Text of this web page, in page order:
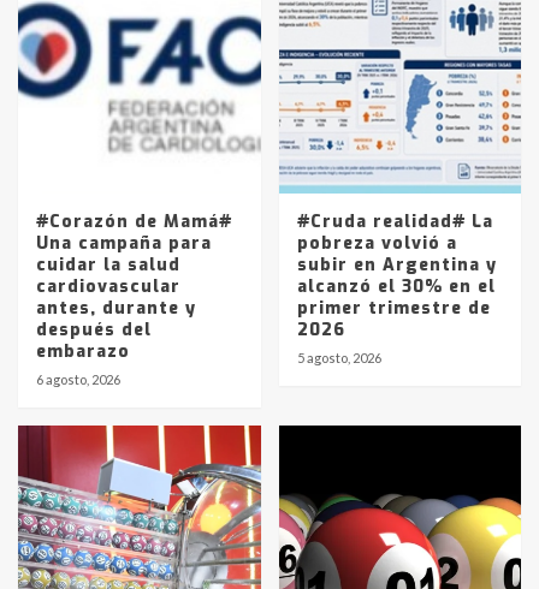
4
Accidente en Ruta 5: falleció un
joven de Trenque Lauquen
Los precios de los combustibles en
La Pampa, desde YPF hasta Axion
entre 857 a 1338 pesos
#Corazón de Mamá#
Una campaña para
cuidar la salud
cardiovascular
antes, durante y
después del
embarazo
6 agosto, 2026
#Cruda realidad# La
pobreza volvió a
subir en Argentina y
alcanzó el 30% en el
primer trimestre de
2026
5 agosto, 2026